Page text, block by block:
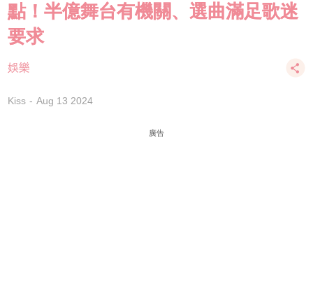
點！半億舞台有機關、選曲滿足歌迷
要求
娛樂
Kiss Aug 13 2024
廣告